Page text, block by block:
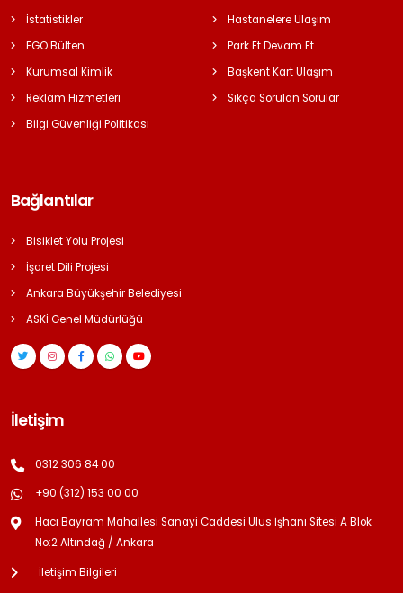
İstatistikler
EGO Bülten
Kurumsal Kimlik
Reklam Hizmetleri
Bilgi Güvenliği Politikası
Hastanelere Ulaşım
Park Et Devam Et
Başkent Kart Ulaşım
Sıkça Sorulan Sorular
Bağlantılar
Bisiklet Yolu Projesi
İşaret Dili Projesi
Ankara Büyükşehir Belediyesi
ASKİ Genel Müdürlüğü
İletişim
0312 306 84 00
+90 (312) 153 00 00
Hacı Bayram Mahallesi Sanayi Caddesi Ulus İşhanı Sitesi A Blok
No:2 Altındağ / Ankara
İletişim Bilgileri